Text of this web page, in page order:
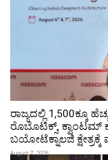
ರಾಜ್ಯದಲ್ಲಿ 1,500ಕ್ಕೂ
ರೊಬೊಟಿಕ್ಸ್, ಕ್ವಾಂಟಮ್
ಬಯೋಟೆಕ್ನಾಲಜಿ
August 7, 2026